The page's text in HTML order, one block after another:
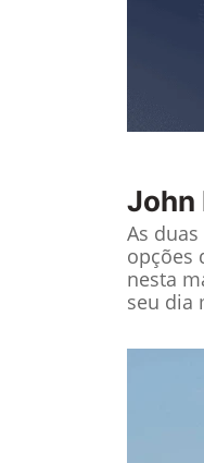
John
As
opções
nesta
seu dia